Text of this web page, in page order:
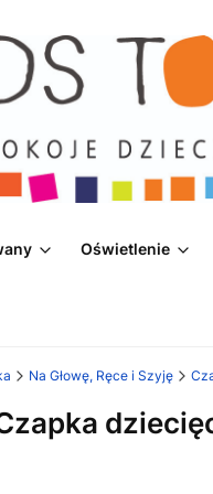
Oświetlenie
Na Głowę, Ręce i Szyję